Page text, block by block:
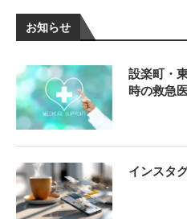
お知らせ
設楽町・
時の救急
インスタ